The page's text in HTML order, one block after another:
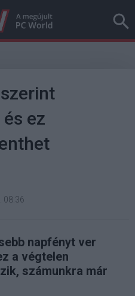
ez
08:36
napfényt ver
a végtelen
számunkra már